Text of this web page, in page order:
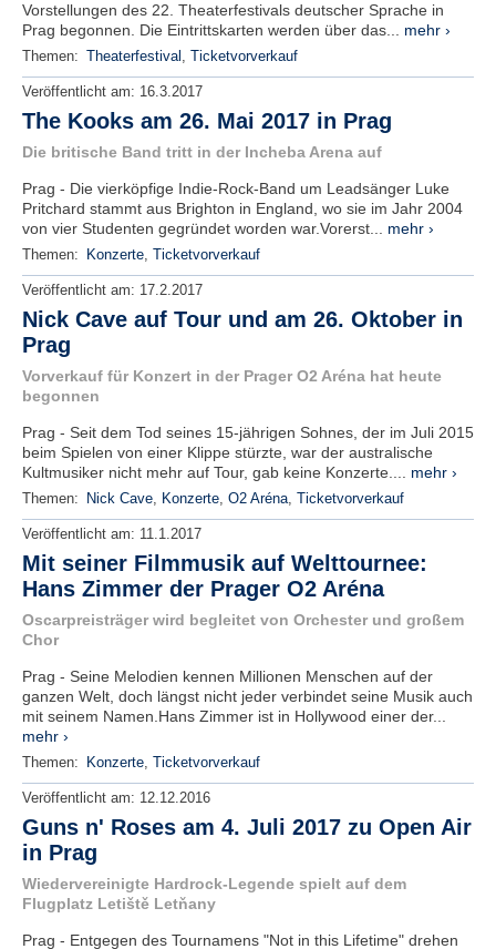
Vorstellungen des 22. Theaterfestivals deutscher Sprache in
Prag begonnen. Die Eintrittskarten werden über das... mehr ›
Themen: Theaterfestival , Ticketvorverkauf
Veröffentlicht am: 16.3.2017
The Kooks am 26. Mai 2017 in Prag
Die britische Band tritt in der Incheba Arena auf
Prag - Die vierköpfige Indie-Rock-Band um Leadsänger Luke
Pritchard stammt aus Brighton in England, wo sie im Jahr 2004
von vier Studenten gegründet worden war.Vorerst... mehr ›
Themen: Konzerte, Ticketvorverkauf
Veröffentlicht am: 17.2.2017
Nick Cave auf Tour und am 26. Oktober in
Prag
Vorverkauf für Konzert in der Prager O2 Aréna hat heute
begonnen
Prag - Seit dem Tod seines 15-jährigen Sohnes, der im Juli 2015
beim Spielen von einer Klippe stürzte, war der australische
Kultmusiker nicht mehr auf Tour, gab keine Konzerte.... mehr ›
Themen: Nick Cave, Konzerte, O2 Aréna, Ticketvorverkauf
Veröffentlicht am: 11.1.2017
Mit seiner Filmmusik auf Welttournee:
Hans Zimmer der Prager O2 Aréna
Oscarpreisträger wird begleitet von Orchester und großem
Chor
Prag - Seine Melodien kennen Millionen Menschen auf der
ganzen Welt, doch längst nicht jeder verbindet seine Musik auch
mit seinem Namen.Hans Zimmer ist in Hollywood einer der...
mehr ›
Themen: Konzerte, Ticketvorverkauf
Veröffentlicht am: 12.12.2016
Guns n' Roses am 4. Juli 2017 zu Open Air
in Prag
Wiedervereinigte Hardrock-Legende spielt auf dem
Flugplatz Letiště Letňany
Prag - Entgegen des Tournamens "Not in this Lifetime" drehen